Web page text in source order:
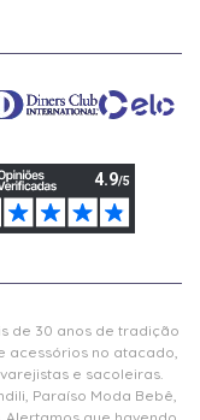
de 30 anos de tradição
acessórios no atacado,
e sacoleiras.
Paraíso Moda Bebê,